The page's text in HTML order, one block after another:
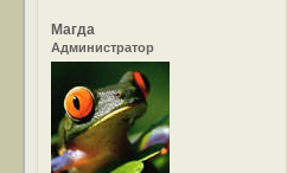
Магда
Администратор